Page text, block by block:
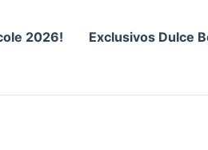
2026! Exclusivos Dulce